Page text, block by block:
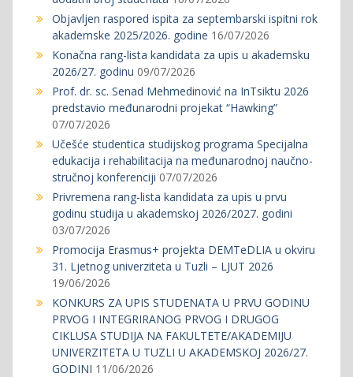
Objavljen raspored ispita za septembarski ispitni rok
akademske 2025/2026. godine 16/07/2026
Konačna rang-lista kandidata za upis u akademsku
2026/27. godinu 09/07/2026
Prof. dr. sc. Senad Mehmedinović na InTsiktu 2026
predstavio međunarodni projekat “Hawking”
07/07/2026
Učešće studentica studijskog programa Specijalna
edukacija i rehabilitacija na međunarodnoj naučno-
stručnoj konferenciji 07/07/2026
Privremena rang-lista kandidata za upis u prvu
godinu studija u akademskoj 2026/2027. godini
03/07/2026
Promocija Erasmus+ projekta DEMTeDLIA u okviru
31. Ljetnog univerziteta u Tuzli – LJUT 2026
19/06/2026
KONKURS ZA UPIS STUDENATA U PRVU GODINU
PRVOG I INTEGRIRANOG PRVOG I DRUGOG
CIKLUSA STUDIJA NA FAKULTETE/AKADEMIJU
UNIVERZITETA U TUZLI U AKADEMSKOJ 2026/27.
GODINI 11/06/2026